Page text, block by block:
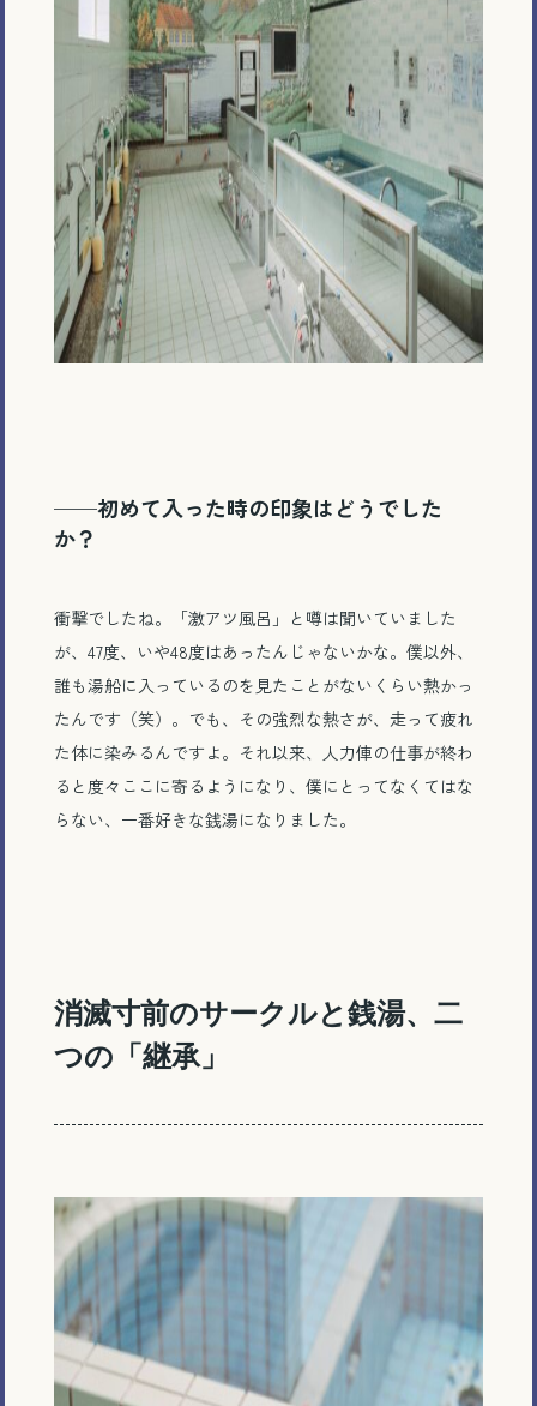
──初めて入った時の印象はどうでした
か？
衝撃でしたね。「激アツ風呂」と噂は聞いていました
が、47度、いや48度はあったんじゃないかな。僕以外、
誰も湯船に入っているのを見たことがないくらい熱かっ
たんです（笑）。でも、その強烈な熱さが、走って疲れ
た体に染みるんですよ。それ以来、人力俥の仕事が終わ
ると度々ここに寄るようになり、僕にとってなくてはな
らない、一番好きな銭湯になりました。
消滅寸前のサークルと銭湯、二
つの「継承」